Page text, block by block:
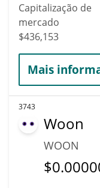
Capitalização de
mercado
$436,153
Mais
3743
Woon
WOON
$